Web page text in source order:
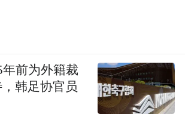
前为外籍裁
韩足协官员